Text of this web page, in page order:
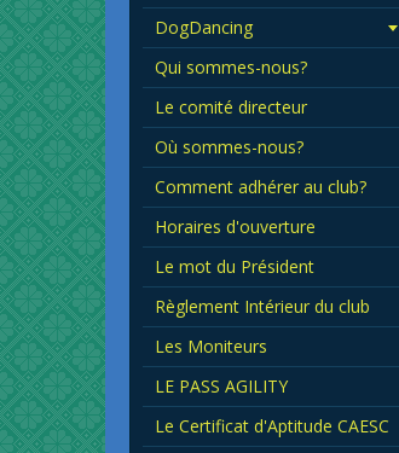
DogDancing
Qui sommes-nous?
Le comité directeur
Où sommes-nous?
Comment adhérer au club?
Horaires d'ouverture
Le mot du Président
Règlement Intérieur du club
Les Moniteurs
LE PASS AGILITY
Le Certificat d'Aptitude CAESC